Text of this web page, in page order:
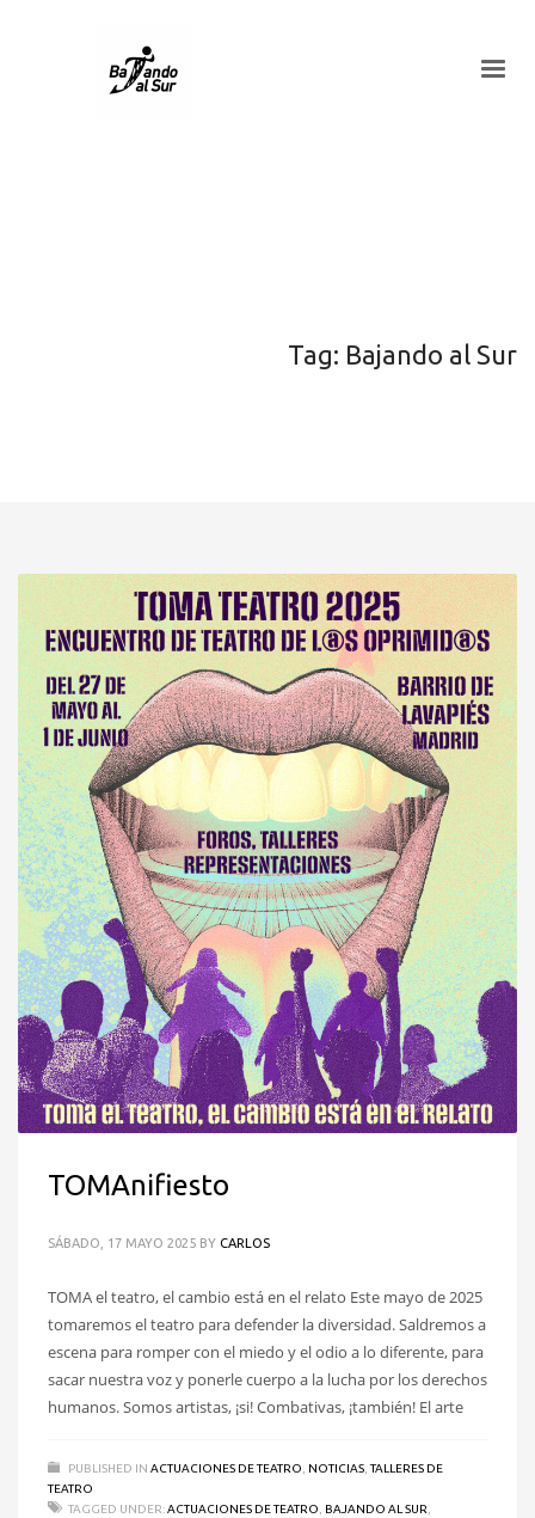
Tag: Bajando al Sur
TOMAnifiesto
SÁBADO, 17 MAYO 2025 BY CARLOS
TOMA el teatro, el cambio está en el relato Este mayo de 2025
tomaremos el teatro para defender la diversidad. Saldremos a
escena para romper con el miedo y el odio a lo diferente, para
sacar nuestra voz y ponerle cuerpo a la lucha por los derechos
humanos. Somos artistas, ¡si! Combativas, ¡también! El arte
PUBLISHED IN ACTUACIONES DE TEATRO NOTICIAS ,TALLERES DE
TEATRO
TAGGED UNDER:ACTUACIONES DE TEATRO BAJANDO AL SUR